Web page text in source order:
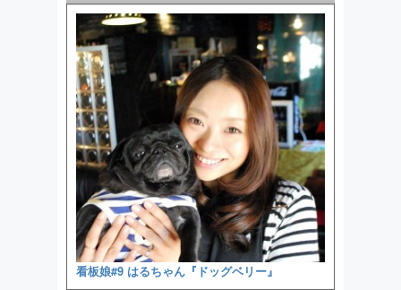
看板娘#9 はるちゃん『ドッグベリー』